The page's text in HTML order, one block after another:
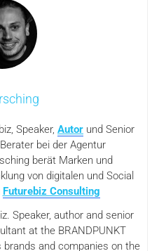
Speaker, Autor und Senior
bei der Agentur
berät Marken und
von digitalen und Social
Futurebiz Consulting
Speaker, author and senior
at the BRANDPUNKT
and companies on the